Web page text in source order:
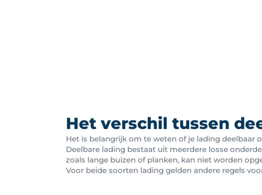
Het verschil tussen
Het is belangrijk om te weten of je lading deelbaar
Deelbare lading bestaat uit meerdere losse
zoals lange buizen of planken, kan niet worden
Voor beide soorten lading gelden andere regels